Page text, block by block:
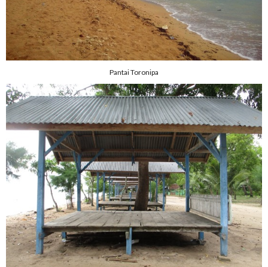
Pantai Toronipa